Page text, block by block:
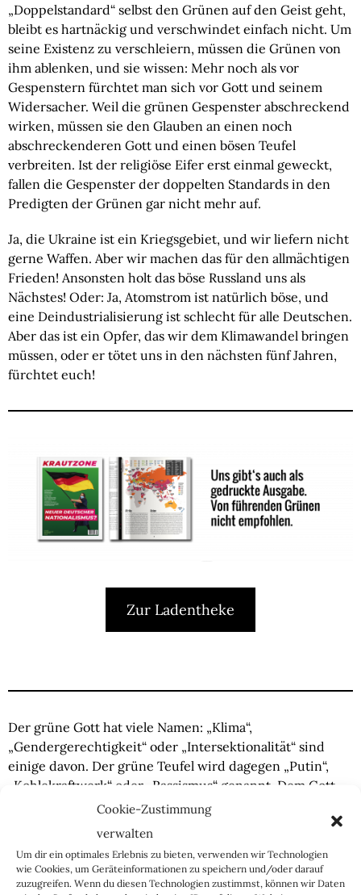
Cookie-Zustimmung
verwalten
Um dir ein optimales Erlebnis zu bieten, verwenden wir Technologien
wie Cookies, um Geräteinformationen zu speichern und/oder darauf
zuzugreifen. Wenn du diesen Technologien zustimmst, können wir Daten
„Doppelstandard“ selbst den Grünen auf den Geist geht,
bleibt es hartnäckig und verschwindet einfach nicht. Um
seine Existenz zu verschleiern, müssen die Grünen von
ihm ablenken, und sie wissen: Mehr noch als vor
Gespenstern fürchtet man sich vor Gott und seinem
Widersacher. Weil die grünen Gespenster abschreckend
wirken, müssen sie den Glauben an einen noch
abschreckenderen Gott und einen bösen Teufel
verbreiten. Ist der religiöse Eifer erst einmal geweckt,
fallen die Gespenster der doppelten Standards in den
Predigten der Grünen gar nicht mehr auf.
Ja, die Ukraine ist ein Kriegsgebiet, und wir liefern nicht
gerne Waffen. Aber wir machen das für den allmächtigen
Frieden! Ansonsten holt das böse Russland uns als
Nächstes! Oder: Ja, Atomstrom ist natürlich böse, und
eine Deindustrialisierung ist schlecht für alle Deutschen.
Aber das ist ein Opfer, das wir dem Klimawandel bringen
müssen, oder er tötet uns in den nächsten fünf Jahren,
fürchtet euch!
Zur Ladentheke
Der grüne Gott hat viele Namen: „Klima“,
„Gendergerechtigkeit“ oder „Intersektionalität“ sind
einige davon. Der grüne Teufel wird dagegen „Putin“,
„Kohlekraftwerk“ oder „Rassismus“ genannt. Dem Gott
der Grünen müssen Opfer gebracht werden, damit der
Teufel am Tag des Jüngsten Gerichts
(Klimawandel/Atomkrieg/Corona) nicht die Herrschaft
über die Seelen behält. Dieser Kampf zwischen dem
grünen Gut und Böse, zwischen dem grünen Gott und